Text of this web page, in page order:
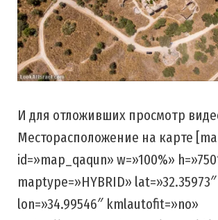
И для отложивших просмотр
Месторасположение на карте
id=»map_qaqun» w=»100%»
maptype=»HYBRID» lat=»32.35973″
lon=»34.99546″ kmlautofit=»no»